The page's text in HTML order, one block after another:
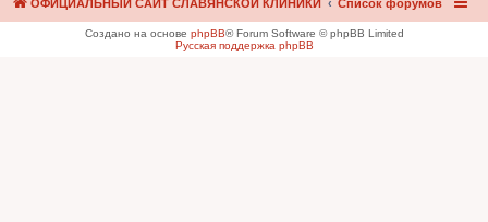
ОФИЦИАЛЬНЫЙ САЙТ СЛАВЯНСКОЙ КЛИНИКИ Список форумов
Создано на основе phpBB® Forum Software © phpBB Limited
Русская поддержка phpBB